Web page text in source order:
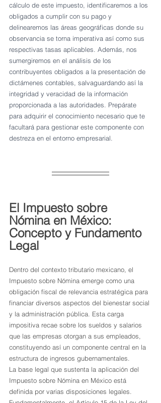
cálculo de este impuesto, identificaremos a los
obligados a cumplir con su pago y
delinearemos las áreas geográficas donde su
observancia se torna imperativa así como sus
respectivas tasas aplicables. Además, nos
sumergiremos en el análisis de los
contribuyentes obligados a la presentación de
dictámenes contables, salvaguardando así la
integridad y veracidad de la información
proporcionada a las autoridades. Prepárate
para adquirir el conocimiento necesario que te
facultará para gestionar este componente con
destreza en el entorno empresarial.
El Impuesto sobre
Nómina en México:
Concepto y Fundamento
Legal
Dentro del contexto tributario mexicano, el
Impuesto sobre Nómina emerge como una
obligación fiscal de relevancia estratégica para
financiar diversos aspectos del bienestar social
y la administración pública. Esta carga
impositiva recae sobre los sueldos y salarios
que las empresas otorgan a sus empleados,
constituyendo así un componente central en la
estructura de ingresos gubernamentales.
La base legal que sustenta la aplicación del
Impuesto sobre Nómina en México está
definida por varias disposiciones legales.